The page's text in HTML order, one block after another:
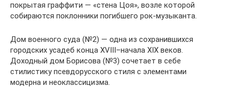
покрытая граффити — «стена Цоя», возле которой
собираются поклонники погибшего рок-музыканта.
Дом военного суда (№2) — одна из сохранившихся
городских усадеб конца XVIII–начала XIX веков.
Доходный дом Борисова (№3) сочетает в себе
стилистику псевдорусского стиля с элементами
модерна и неоклассицизма.